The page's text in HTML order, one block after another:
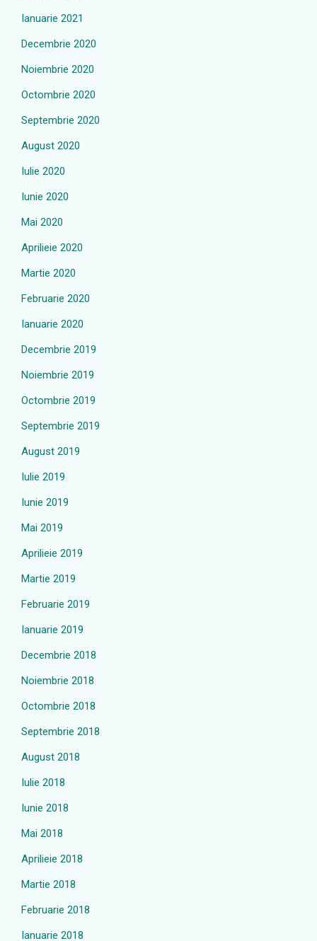
Ianuarie 2021
Decembrie 2020
Noiembrie 2020
Octombrie 2020
Septembrie 2020
August 2020
Iulie 2020
Iunie 2020
Mai 2020
Aprilieie 2020
Martie 2020
Februarie 2020
Ianuarie 2020
Decembrie 2019
Noiembrie 2019
Octombrie 2019
Septembrie 2019
August 2019
Iulie 2019
Iunie 2019
Mai 2019
Aprilieie 2019
Martie 2019
Februarie 2019
Ianuarie 2019
Decembrie 2018
Noiembrie 2018
Octombrie 2018
Septembrie 2018
August 2018
Iulie 2018
Iunie 2018
Mai 2018
Aprilieie 2018
Martie 2018
Februarie 2018
Ianuarie 2018